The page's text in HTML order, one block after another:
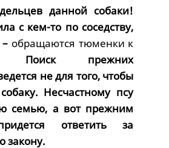
данной собаки!
с кем-то по соседству,
обращаются тюменки к
Поиск прежних
не для того, чтобы
Несчастному псу
семью, а вот прежним
ответить за
закону.